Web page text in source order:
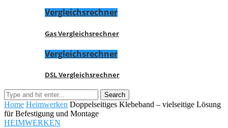
Vergleichsrechner
Gas Vergleichsrechner
Vergleichsrechner
DSL Vergleichsrechner
Home Heimwerken Doppelseitiges Klebeband – vielseitige Lösung
für Befestigung und Montage
HEIMWERKEN